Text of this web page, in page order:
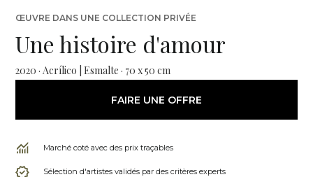
ŒUVRE DANS UNE COLLECTION PRIVÉE
Une histoire d'amour
2020 · Acrílico | Esmalte · 70 x 50 cm
FAIRE UNE OFFRE
Marché coté avec des prix traçables
Sélection d'artistes validés par des critères experts